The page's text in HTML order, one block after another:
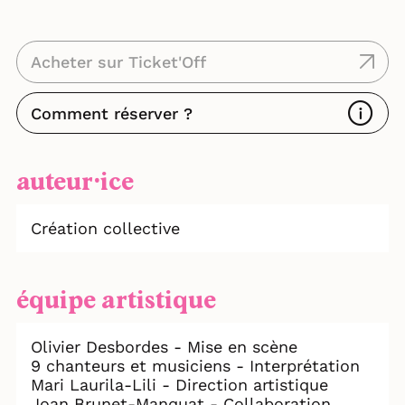
à ces orchestres des cafés à Venise ou à
Vienne qui retranscrivent les grands opéras
pour des trios de musiciens pendant que
l’on bavarde sur les terrasses.
Elle posera la musique et l’histoire dans la
vie et dans la rue...
Acheter sur Ticket'Off
Comment réserver ?
auteur⸱ice
Création collective
équipe artistique
Olivier Desbordes - Mise en scène
9 chanteurs et musiciens - Interprétation
Mari Laurila-Lili - Direction artistique